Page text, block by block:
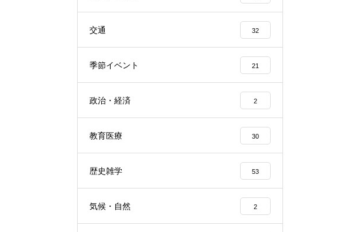
交通 32
季節イベント 21
政治・経済 2
教育医療 30
歴史雑学 53
気候・自然 2